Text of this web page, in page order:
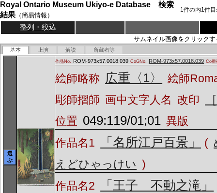
Royal Ontario Museum Ukiyo-e Database 検索
結果（簡易情報）
1件の内1件
整列・絞込
サムネイル画像をクリック
基本 上演 解説 所蔵者等
選
ぶ
作品No. ROM-973x57.0018.039 CoGNo. ROM-973x57.0018.039 Co重
絵師略称 広重〈1〉
絵師
彫師摺師 画中文字人名 改印
位置 049:119/01;01 異版
作品名1
「名所江戸百景」 (
えどひゃっけい )
作品名2
「王子 不動之滝」